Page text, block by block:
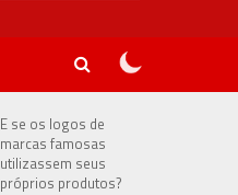
E se os logos de
marcas famosas
utilizassem seus
próprios produtos?